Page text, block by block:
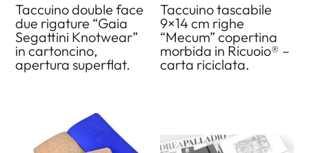
Taccuino double face
due rigature “Gaia
Segattini Knotwear”
in cartoncino,
apertura superflat.
Taccuino tascabile
9×14 cm righe
“Mecum” copertina
morbida in Ricuoio® –
carta riciclata.